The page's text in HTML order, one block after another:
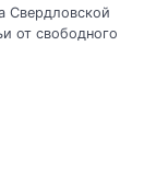
Свердловской
от свободного